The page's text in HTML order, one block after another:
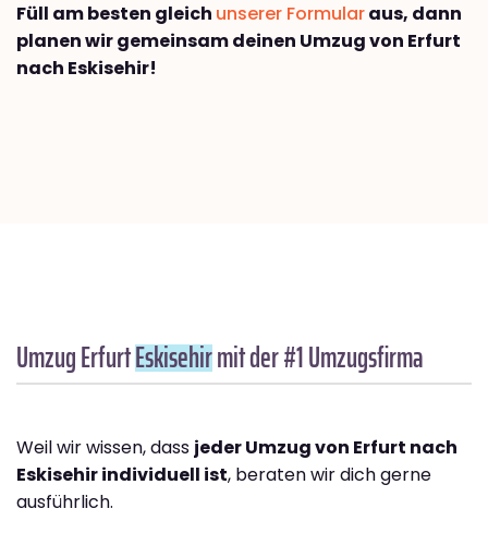
Füll am besten gleich unserer Formularaus, dann
planen wir gemeinsam deinen Umzug von Erfurt
nach Eskisehir!
Umzug ErfurtEskisehirmit der #1 Umzugsfirma
Weil wir wissen, dass jeder Umzug von Erfurt nach
Eskisehir individuell ist, beraten wir dich gerne
ausführlich.